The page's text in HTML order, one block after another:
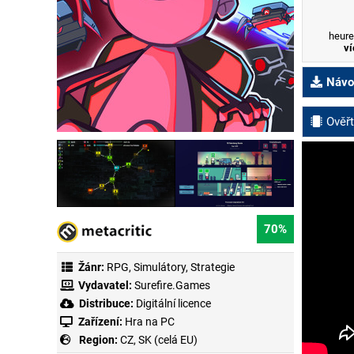
70%
Žánr: RPG, Simulátory, Strategie
Vydavatel: Surefire.Games
Distribuce: Digitální licence
Zařízení: Hra na PC
Region: CZ, SK (celá EU)